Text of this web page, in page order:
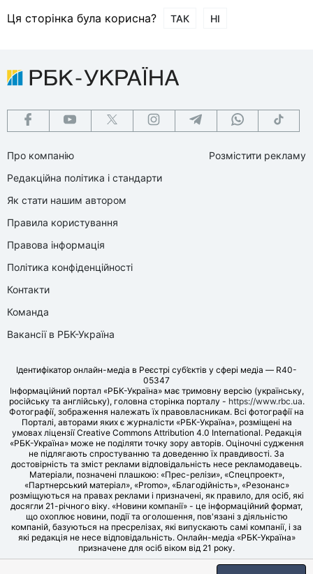
Ця сторінка була корисна? ТАК НІ
Про компанію
Редакційна політика і стандарти
Як стати нашим автором
Правила користування
Правова інформація
Політика конфіденційності
Контакти
Команда
Вакансії в РБК-Україна
Розмістити рекламу
Ідентифікатор онлайн-медіа в Реєстрі суб’єктів у сфері медіа — R40-
05347
Інформаційний портал «РБК-Україна» має тримовну версію (українську,
російську та англійську), головна сторінка порталу - https://www.rbc.ua.
Фотографії, зображення належать їх правовласникам. Всі фотографії на
Порталі, авторами яких є журналісти «РБК-Україна», розміщені на
умовах ліцензії Creative Commons Attribution 4.0 International. Редакція
«РБК-Україна» може не поділяти точку зору авторів. Оціночні судження
не підлягають спростуванню та доведенню їх правдивості. За
достовірність та зміст реклами відповідальність несе рекламодавець.
Матеріали, позначені плашкою: «Прес-релізи», «Спецпроект»,
«Партнерський матеріал», «Promo», «Благодійність», «Резонанс»
розміщуються на правах реклами і призначені, як правило, для осіб, які
досягли 21-річного віку. «Новини компанії» - це інформаційний формат,
що охоплює новини, події та оголошення, пов'язані з діяльністю
компаній, базуються на пресрелізах, які випускають самі компанії, і за
які редакція не несе відповідальність. Онлайн-медіа «РБК-Україна»
призначене для осіб віком від 21 року.
© LLC «UBT MEDIA», 2006-2026.